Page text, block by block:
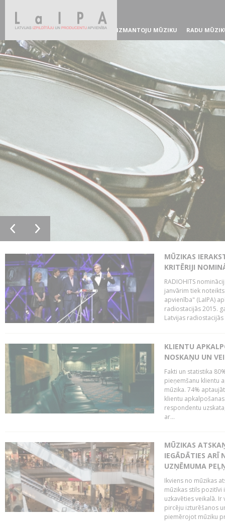
IZMANTOJU MŪZIKU RADU
MŪZIKAS
KRITĒRIJI
RADIOHITS
janvārim tiek
apvienība" (LaIPA)
radiostacijās 2015.
Latvijas
KLIENTU
NOSKAŅU UN
Fakti un statistika
pieņemšanu klientu
mūzika. 74%
klientu
respondentu
ar...
MŪZIKAS
IEGĀDĀTIES ARĪ
UZŅĒMUMA
Ikviens no mūzikas
mūzikas stils pozitīvi
uzkavēties veikalā.
pircēju izturēšanos
piemērojot mūziku